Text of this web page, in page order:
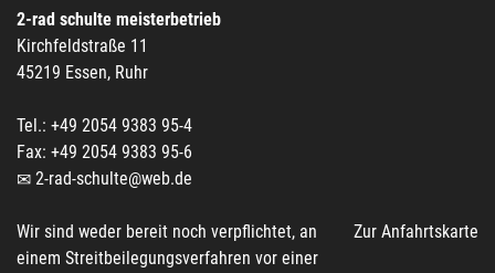
2-rad schulte meisterbetrieb
Kirchfeldstraße 11
45219 Essen, Ruhr
Tel.: +49 2054 9383 95-4
Fax: +49 2054 9383 95-6
2-rad-schulte@web.de
Zur Anfahrtskarte
Wir sind weder bereit noch verpflichtet, an
einem Streitbeilegungsverfahren vor einer